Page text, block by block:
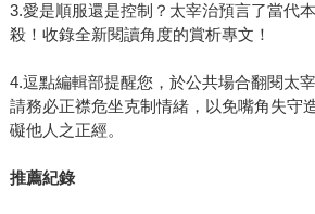
3.愛是順服還是控制？太宰治預言了當代
殺！收錄全新閱讀角度的賞析專文！
4.逗點編輯部提醒您，於公共場合翻閱太
請務必正襟危坐克制情緒，以免嘴角失守
礙他人之正經。
推薦紀錄